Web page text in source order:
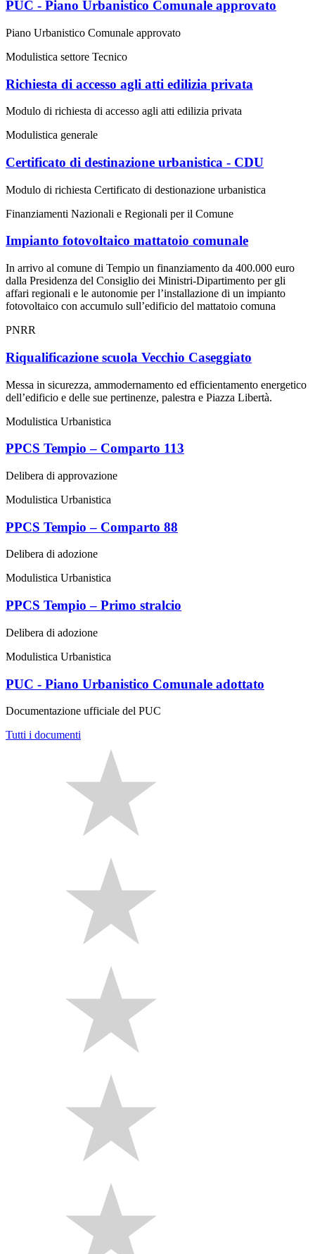
PUC - Piano Urbanistico Comunale approvato
Piano Urbanistico Comunale approvato
Modulistica settore Tecnico
Richiesta di accesso agli atti edilizia privata
Modulo di richiesta di accesso agli atti edilizia privata
Modulistica generale
Certificato di destinazione urbanistica - CDU
Modulo di richiesta Certificato di destionazione urbanistica
Finanziamenti Nazionali e Regionali per il Comune
Impianto fotovoltaico mattatoio comunale
In arrivo al comune di Tempio un finanziamento da 400.000 euro
dalla Presidenza del Consiglio dei Ministri-Dipartimento per gli
affari regionali e le autonomie per l’installazione di un impianto
fotovoltaico con accumulo sull’edificio del mattatoio comuna
PNRR
Riqualificazione scuola Vecchio Caseggiato
Messa in sicurezza, ammodernamento ed efficientamento energetico
dell’edificio e delle sue pertinenze, palestra e Piazza Libertà.
Modulistica Urbanistica
PPCS Tempio – Comparto 113
Delibera di approvazione
Modulistica Urbanistica
PPCS Tempio – Comparto 88
Delibera di adozione
Modulistica Urbanistica
PPCS Tempio – Primo stralcio
Delibera di adozione
Modulistica Urbanistica
PUC - Piano Urbanistico Comunale adottato
Documentazione ufficiale del PUC
Tutti i documenti